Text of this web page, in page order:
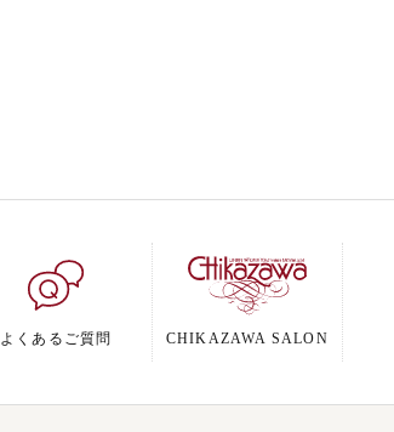
よくあるご質問 CHIKAZAWA SALON